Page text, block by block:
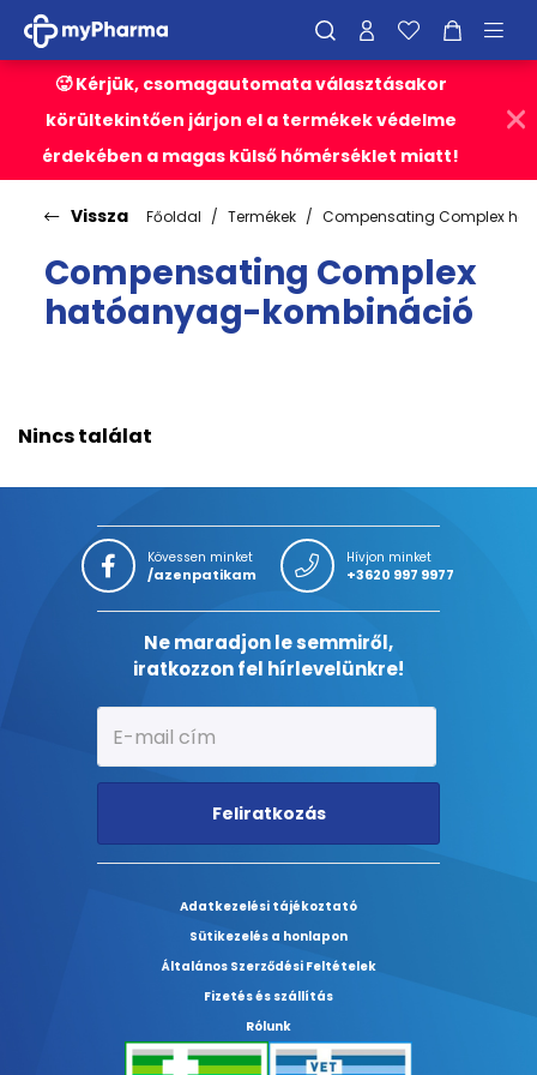
🥵 Kérjük, csomagautomata választásakor
körültekintően járjon el a termékek védelme
érdekében a magas külső hőmérséklet miatt!
Vissza Főoldal Termékek Compensating Complex
Compensating Complex
hatóanyag-kombináció
Nincs találat
Kövessen minket
/azenpatikam
Hívjon minket
+3620 997 9977
Ne maradjon le semmiről,
iratkozzon fel hírlevelünkre!
Feliratkozás
Adatkezelési tájékoztató
Sütikezelés a honlapon
Általános Szerződési Feltételek
Fizetés és szállítás
Rólunk